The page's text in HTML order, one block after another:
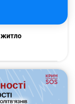
житло